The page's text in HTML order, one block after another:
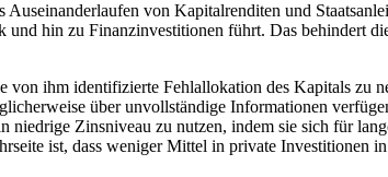
Auseinanderlaufen von Kapitalrenditen und
hin zu Finanzinvestitionen führt. Das behindert
ihm identifizierte Fehlallokation des Kapitals zu
über unvollständige Informationen
niedrige Zinsniveau zu nutzen, indem sie sich für
ist, dass weniger Mittel in private Investitionen